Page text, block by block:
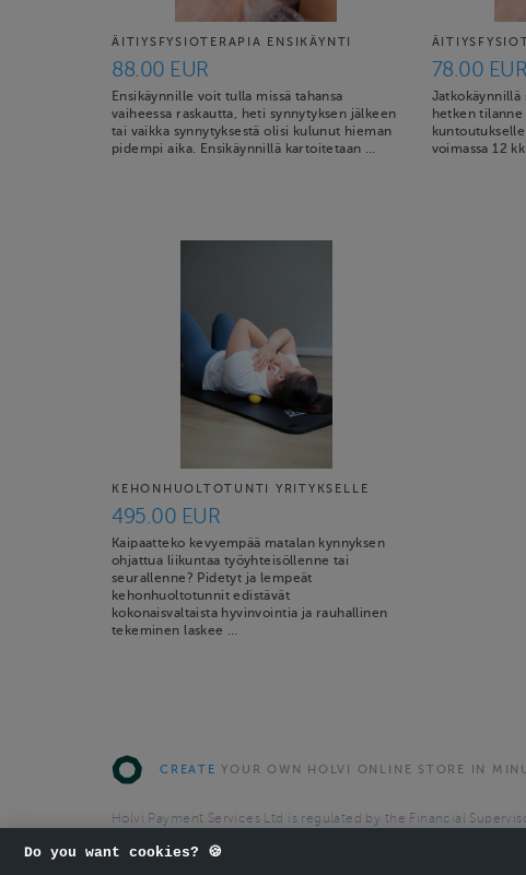
ÄITIYSFYSIOTERAPIA ENSIKÄYNTI
88.00 EUR
Ensikäynnille voit tulla missä tahansa
vaiheessa raskautta, heti synnytyksen jälkeen
tai vaikka synnytyksestä olisi kulunut hieman
pidempi aika. Ensikäynnillä kartoitetaan …
78.00 EUR
Jatkokäynnillä
hetken
voimassa 12
KEHONHUOLTOTUNTI YRITYKSELLE
495.00 EUR
Kaipaatteko kevyempää matalan kynnyksen
ohjattua liikuntaa työyhteisöllenne tai
seurallenne? Pidetyt ja lempeät
kehonhuoltotunnit edistävät
kokonaisvaltaista hyvinvointia ja rauhallinen
tekeminen laskee …
CREATE YOUR OWN HOLVI ONLINE STORE IN
Holvi Payment Services Ltd is regulated by the Financial
Do you want cookies? 🍪